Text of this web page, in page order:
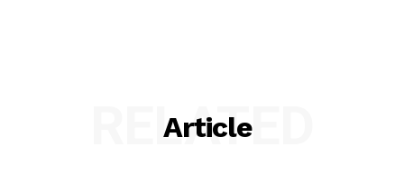
Article
RELATED